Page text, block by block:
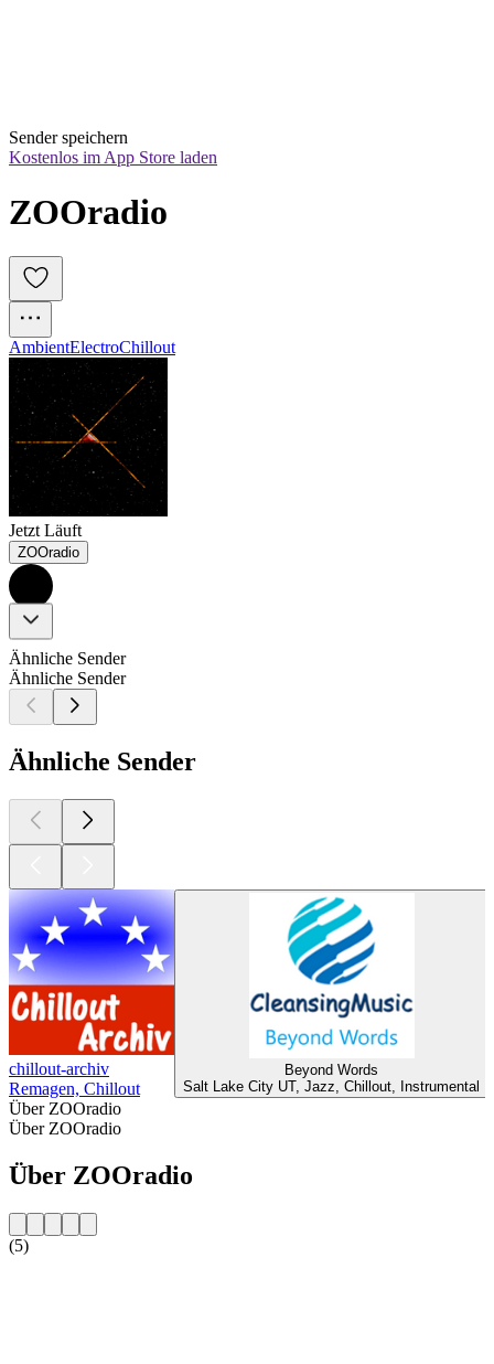
Sender speichern
Kostenlos im App Store laden
AmbientElectroChillout
Jetzt Läuft
ZOOradio
Ähnliche Sender
Ähnliche Sender
Ähnliche Sender
chillout-archiv
Remagen, Chillout
Beyond Words
Salt Lake City UT, Jazz, Chillout, Instrumental
Über ZOOradio
Über ZOOradio
Über ZOOradio
(5)